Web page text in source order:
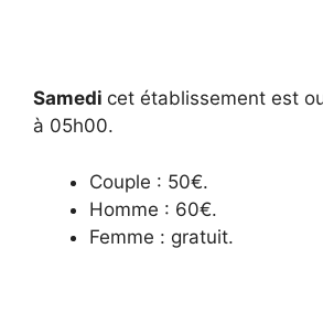
Samedi cet établissement est
à 05h00.
Couple : 50€.
Homme : 60€.
Femme : gratuit.